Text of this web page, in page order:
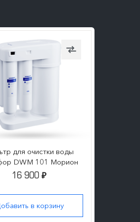
для очистки воды
DWM 101 Морион
16 900 ₽
в корзину